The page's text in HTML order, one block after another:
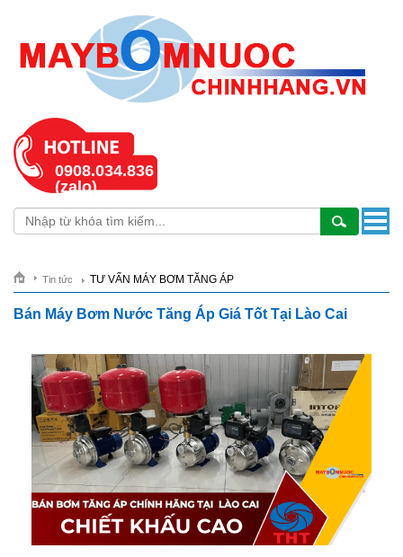
0908.034.836
(zalo)
Tin tức TƯ VẤN MÁY BƠM TĂNG ÁP
Bán Máy Bơm Nước Tăng Áp Giá Tốt Tại Lào Cai